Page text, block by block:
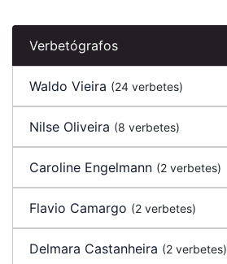
Verbetógrafos
Waldo Vieira (24 verbetes)
Nilse Oliveira (8 verbetes)
Caroline Engelmann (2 verbetes)
Flavio Camargo (2 verbetes)
Delmara Castanheira (2 verbetes)